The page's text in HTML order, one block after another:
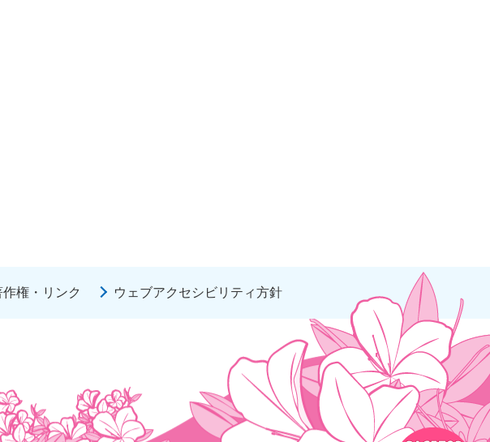
権・リンク ウェブアクセシビリティ方針